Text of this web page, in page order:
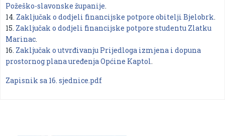
Požeško-slavonske županije.
14. Zaključak o dodjeli financijske potpore obitelji Bjelobrk.
15. Zaključak o dodjeli financijske potpore studentu Zlatku
Marinac.
16. Zaključak o utvrđivanju Prijedloga izmjena i dopuna
prostornog plana uređenja Općine Kaptol.
Zapisnik sa 16. sjednice.pdf